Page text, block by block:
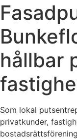
hållbar
Som lokal
privatkunder,